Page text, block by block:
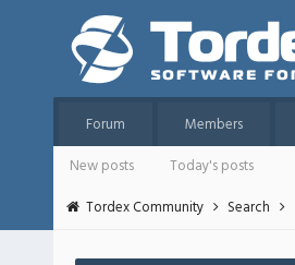
Forum Members
New posts
Today's posts
Tordex Community
Search